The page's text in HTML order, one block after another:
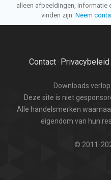
alleen afbeeldingen, informatie
vinden zijn. Neem
Contact· Privacybeleid
Downloads
Deze site is niet
Alle handelsmerken
eigendom van hun
© 2011-